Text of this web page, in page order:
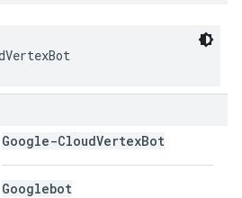
Google-CloudVertexBot
Googlebot